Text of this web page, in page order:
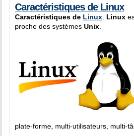
Caractéristiques de Linux
Caractéristiques de Linux Linux
proche des systèmes Unix
plate-forme, multi-utilisateurs, multi-